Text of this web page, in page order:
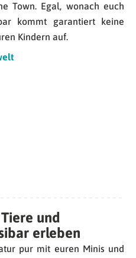
Town. Egal, wonach euch
kommt garantiert keine
Kindern auf.
und
erleben
pur mit euren Minis und